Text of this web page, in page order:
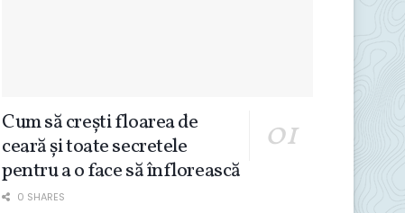
Cum să crești floarea de
ceară și toate secretele
pentru a o face să înflorească
0 SHARES